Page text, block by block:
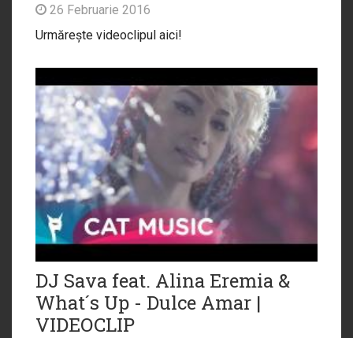
26 Februarie 2016
Urmărește videoclipul aici!
DJ Sava feat. Alina Eremia &
What´s Up - Dulce Amar |
VIDEOCLIP